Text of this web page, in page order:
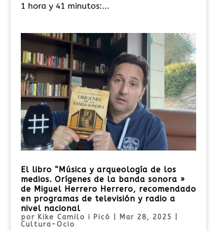
1 hora y 41 minutos:...
El libro “Música y arqueología de los
medios. Orígenes de la banda sonora »
de Miguel Herrero Herrero, recomendado
en programas de televisión y radio a
nivel nacional
por Kike Camilo i Picó Mar 28, 2025
Cultura-Ocio